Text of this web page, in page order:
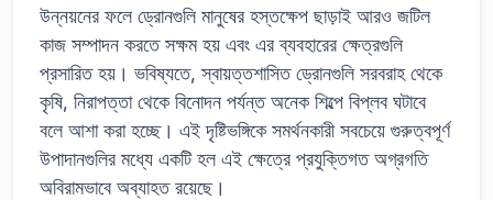
উন্নয়নের ফলে ড্রোনগুলি মানুষের হস্তক্ষেপ ছাড়াই আরও জটিল
কাজ সম্পাদন করতে সক্ষম হয় এবং এর ব্যবহারের ক্ষেত্রগুলি
প্রসারিত হয়। ভবিষ্যতে, স্বায়ত্তশাসিত ড্রোনগুলি সরবরাহ থেকে
কৃষি, নিরাপত্তা থেকে বিনোদন পর্যন্ত অনেক শিল্পে বিপ্লব ঘটাবে
বলে আশা করা হচ্ছে। এই দৃষ্টিভঙ্গিকে সমর্থনকারী সবচেয়ে গুরুত্বপূর্ণ
উপাদানগুলির মধ্যে একটি হল এই ক্ষেত্রে প্রযুক্তিগত অগ্রগতি
অবিরামভাবে অব্যাহত রয়েছে।